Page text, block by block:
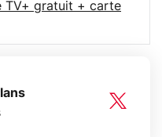
TV+ gratuit + carte